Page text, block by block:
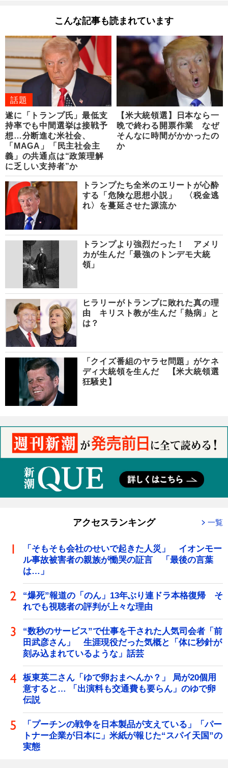
こんな記事も読まれています
話題
遂に「トランプ氏」最低支
持率でも中間選挙は接戦予
想…分断進む米社会、
「MAGA」「民主社会主
義」の共通点は“政策理解
に乏しい支持者”か
【米大統領選】日本なら一
晩で終わる開票作業 なぜ
そんなに時間がかかったの
か
トランプたち全米のエリートが心酔
する「危険な思想小説」 〈税金逃
れ〉を蔓延させた源流か
トランプより強烈だった！ アメリ
カが生んだ「最強のトンデモ大統
領」
ヒラリーがトランプに敗れた真の理
由 キリスト教が生んだ「熱病」と
は？
「クイズ番組のヤラセ問題」がケネ
ディ大統領を生んだ 【米大統領選
狂騒史】
アクセスランキング 一覧
「そもそも会社のせいで起きた人災」 イオンモー
ル事故被害者の親族が慟哭の証言 「最後の言葉
は…」
“爆死”報道の「のん」13年ぶり連ドラ本格復帰 そ
れでも視聴者の評判が上々な理由
“数秒のサービス”で仕事を干された人気司会者「前
田武彦さん」 生涯現役だった気概と「体に秒針が
刻み込まれているような」話芸
板東英二さん「ゆで卵おまへんか？」 局が20個用
意すると… 「出演料も交通費も要らん」のゆで卵
伝説
「プーチンの戦争を日本製品が支えている」「パー
トナー企業が日本に」米紙が報じた“スパイ天国”の
実態